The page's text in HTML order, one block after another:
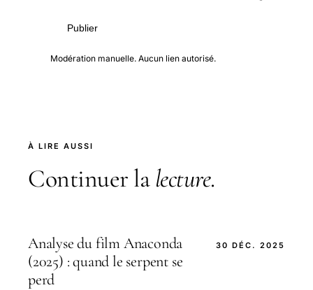
Publier
Modération manuelle. Aucun lien autorisé.
À LIRE AUSSI
Continuer la lecture.
Analyse du film Anaconda
(2025) : quand le serpent se
perd
30 DÉC. 2025